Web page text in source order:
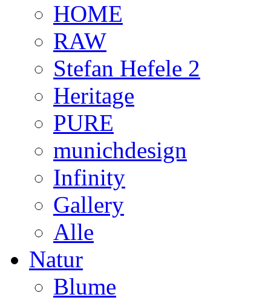
HOME
RAW
Stefan Hefele 2
Heritage
PURE
munichdesign
Infinity
Gallery
Alle
Natur
Blume